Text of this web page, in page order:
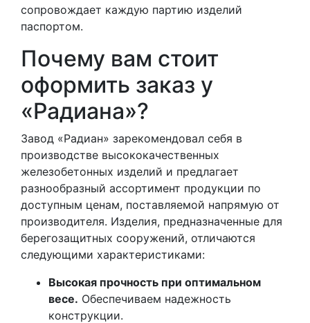
сопровождает каждую партию изделий
паспортом.
Почему вам стоит
оформить заказ у
«Радиана»?
Завод «Радиан» зарекомендовал себя в
производстве высококачественных
железобетонных изделий и предлагает
разнообразный ассортимент продукции по
доступным ценам, поставляемой напрямую от
производителя. Изделия, предназначенные для
берегозащитных сооружений, отличаются
следующими характеристиками:
Высокая прочность при оптимальном
весе. Обеспечиваем надежность
конструкции.